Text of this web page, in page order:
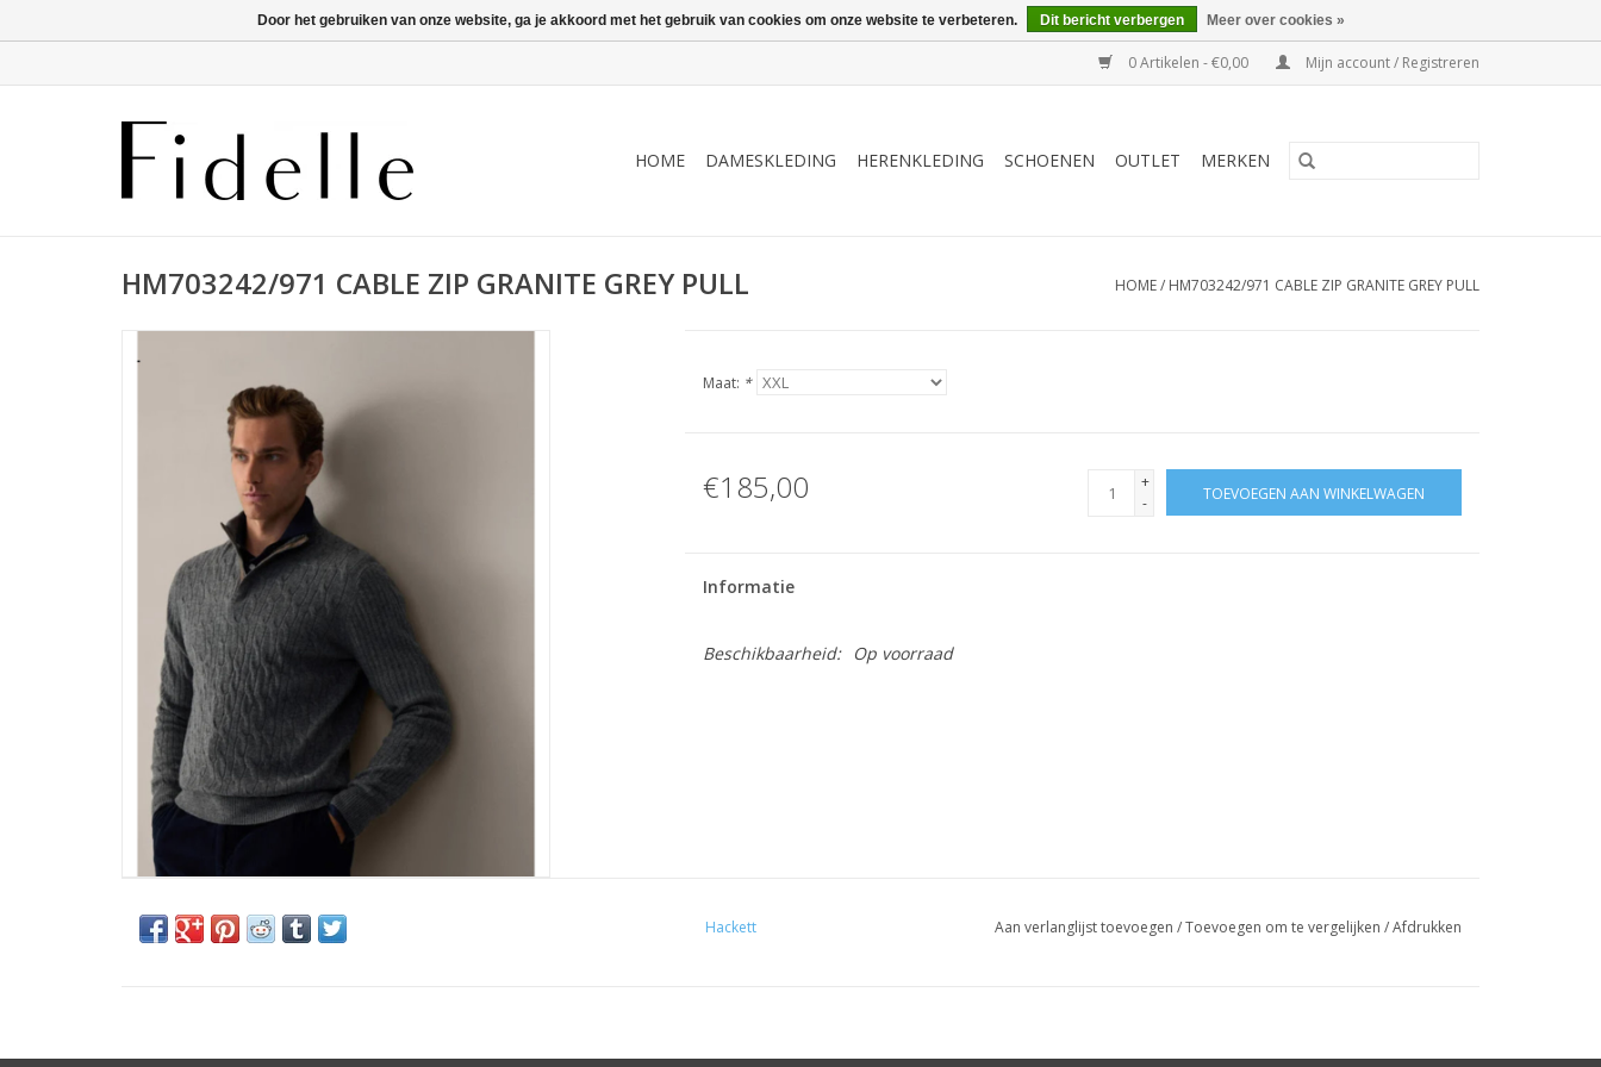
0 Artikelen - €0,00 Mijn account / Registreren
HOME DAMESKLEDING HERENKLEDING SCHOENEN OUTLET MERKEN
HM703242/971 CABLE ZIP GRANITE GREY PULL HOME/ HM703242/971 CABLE ZIP GRANITE GREY PULL
Maat: *
€185,00
+
-
TOEVOEGEN AAN WINKELWAGEN
Informatie
Beschikbaarheid: Op voorraad
Hackett Aan verlanglijst toevoegen /Toevoegen om te vergelijken /Afdrukken
Door het gebruiken van onze website, ga je akkoord met het gebruik van cookies om onze website te verbeteren. Dit bericht verbergen Meer over cookies »